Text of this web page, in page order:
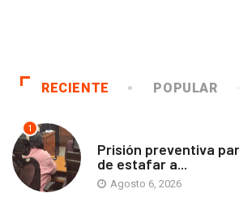
RECIENTE POPULAR
1
Prisión preventiva
de estafar a...
Agosto 6, 2026